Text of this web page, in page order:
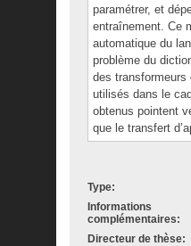
paramétrer, et
entraînement. Ce
automatique du
problème du
des transformeurs
utilisés dans le
obtenus pointent
que le transfert
Type:
Informations
complémentaires:
Directeur de thèse: